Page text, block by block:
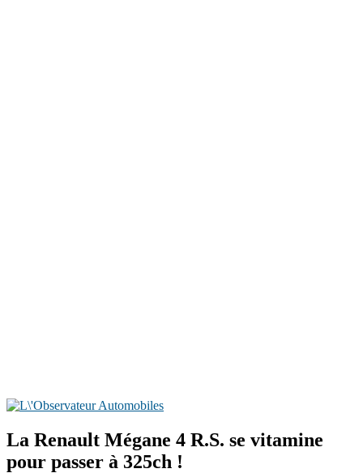
La Renault Mégane 4 R.S. se vitamine
pour passer à 325ch !